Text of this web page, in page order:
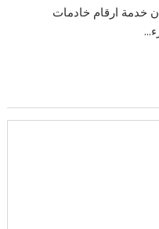
خدمة ارقام خادمات